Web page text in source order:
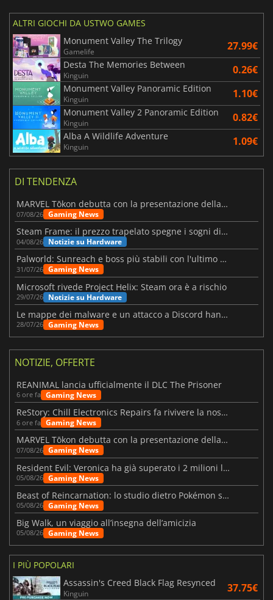
ALTRI GIOCHI DA USTWO GAMES
Monument Valley The Trilogy
Gamelife 27.99€
Desta The Memories Between
Kinguin 0.26€
Monument Valley Panoramic Edition
Kinguin 1.10€
Monument Valley 2 Panoramic Edition
Kinguin 0.82€
Alba A Wildlife Adventure
Kinguin 1.09€
DI TENDENZA
MARVEL Tōkon debutta con la presentazione della roadmap per il primo anno
07/08/26 Gaming News
Steam Frame: il prezzo trapelato spegne i sogni di un VR economico
04/08/26 Notizie su Hardware
Palworld: Sunreach e boss più stabili con l'ultimo update
31/07/26 Gaming News
Microsoft rivede Project Helix: Steam ora è a rischio
29/07/26 Notizie su Hardware
Le mappe dei malware e un attacco a Discord hanno colpito Meccha Chameleon
28/07/26 Gaming News
NOTIZIE, OFFERTE
REANIMAL lancia ufficialmente il DLC The Prisoner
6 ore fa Gaming News
ReStory: Chill Electronics Repairs fa rivivere la nostalgia degli anni 2000
6 ore fa Gaming News
MARVEL Tōkon debutta con la presentazione della roadmap per il primo anno
07/08/26 Gaming News
Resident Evil: Veronica ha già superato i 2 milioni liste dei desideri
05/08/26 Gaming News
Beast of Reincarnation: lo studio dietro Pokémon su una nuova strada
05/08/26 Gaming News
Big Walk, un viaggio all’insegna dell’amicizia
05/08/26 Gaming News
I PIÙ POPOLARI
Assassin's Creed Black Flag Resynced
Kinguin 37.75€